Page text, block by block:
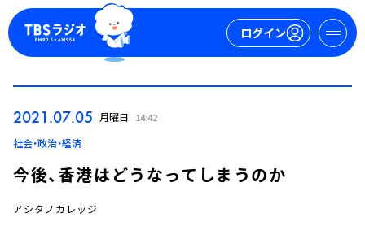
ログイン
2021.07.05 月曜日 14:42
社会・政治・経済
今後、香港はどうなってしまうのか
アシタノカレッジ